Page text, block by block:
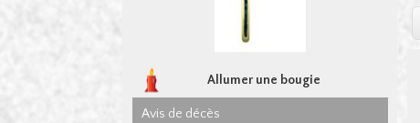
Allumer une bougie
Avis de décès